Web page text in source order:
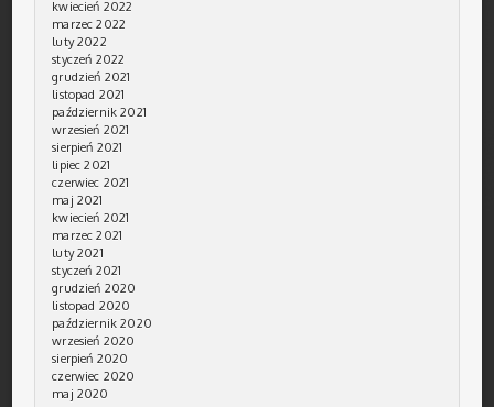
kwiecień 2022
marzec 2022
luty 2022
styczeń 2022
grudzień 2021
listopad 2021
październik 2021
wrzesień 2021
sierpień 2021
lipiec 2021
czerwiec 2021
maj 2021
kwiecień 2021
marzec 2021
luty 2021
styczeń 2021
grudzień 2020
listopad 2020
październik 2020
wrzesień 2020
sierpień 2020
czerwiec 2020
maj 2020